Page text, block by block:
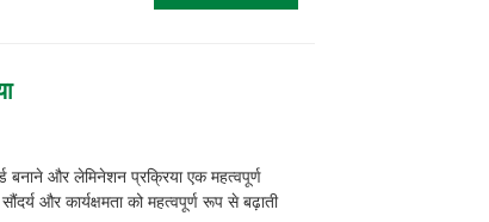
बनाने और लेमिनेशन प्रक्रिया एक महत्वपूर्ण
और कार्यक्षमता को महत्वपूर्ण रूप से बढ़ाती